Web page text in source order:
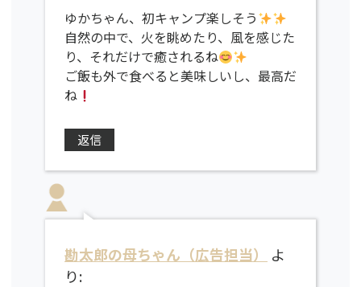
ゆかちゃん、初キャンプ楽しそう
自然の中で、火を眺めたり、風を感じた
り、それだけで癒されるね
ご飯も外で食べると美味しいし、最高だ
ね
返信
勘太郎の母ちゃん（広告担当）
よ
り: